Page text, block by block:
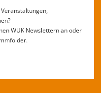
WUK Newslettern an oder